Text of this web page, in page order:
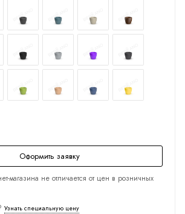
Оформить заявку
магазина не отличается от цен в розничных
Узнать специальную цену